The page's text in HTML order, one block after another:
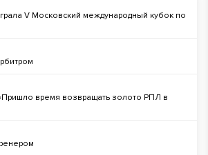
V Московский международный кубок по
время возвращать золото РПЛ в